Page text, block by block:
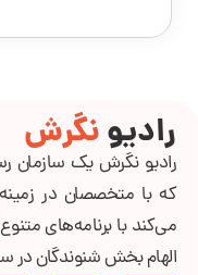
رادیونگرش
رادیو نگرش یک سازمان
که با متخصصان در
می‌کند با برنامه‌های
الهام بخش شنوندگان در